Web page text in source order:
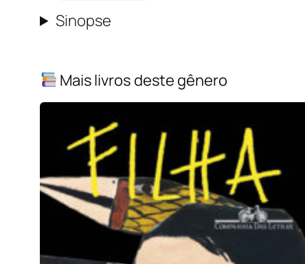
Sinopse
Mais livros deste gênero